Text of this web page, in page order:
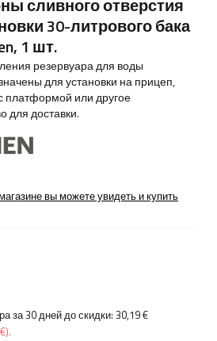
сливного отверстия
30-литрового бака
1 шт.
резервуара для воды
для установки на прицеп,
платформой или другое
для доставки.
вы можете увидеть и купить
за 30 дней до скидки: 30,19 €
).